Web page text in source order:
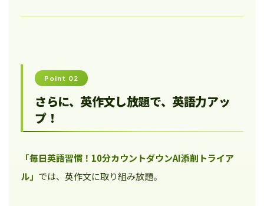
Point 02
さらに、英作文し放題で、英語力アッ
プ！
「毎日英語習慣！10分カウントダウンAI添削トライア
ル」 では、英作文に取り組み放題。